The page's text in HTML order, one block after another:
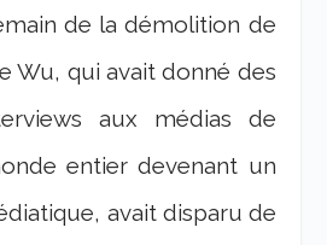
de la démolition de
Wu, qui avait donné des
aux médias de
entier devenant un
avait disparu de